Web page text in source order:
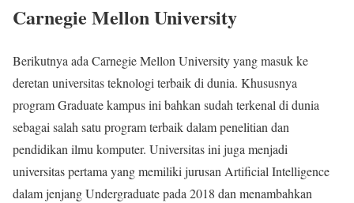
Carnegie Mellon University
Berikutnya ada Carnegie Mellon University yang masuk ke
deretan universitas teknologi terbaik di dunia. Khususnya
program Graduate kampus ini bahkan sudah terkenal di dunia
sebagai salah satu program terbaik dalam penelitian dan
pendidikan ilmu komputer. Universitas ini juga menjadi
universitas pertama yang memiliki jurusan Artificial Intelligence
dalam jenjang Undergraduate pada 2018 dan menambahkan